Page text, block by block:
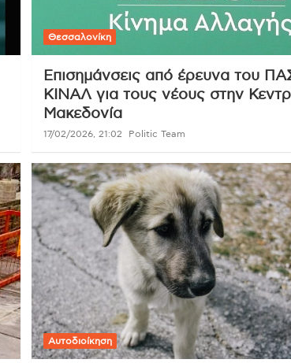
Θεσσαλονίκη
Επισημάνσεις από έρευνα του
ΚΙΝΑΛ για τους νέους στην
Μακεδονία
17/02/2026, 21:02 Politic Team
Αυτοδιοίκηση